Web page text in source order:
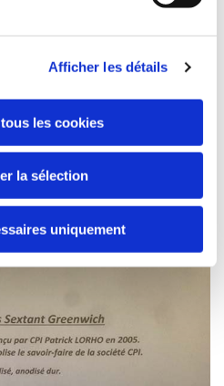
Afficher les détails
les cookies
la sélection
uniquement